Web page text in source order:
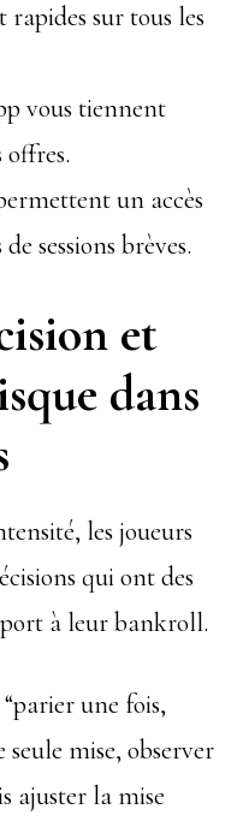
sur tous les
vous tiennent
un accès
sessions brèves.
et
dans
les joueurs
qui ont des
à leur bankroll.
une fois,
mise, observer
ajuster la mise